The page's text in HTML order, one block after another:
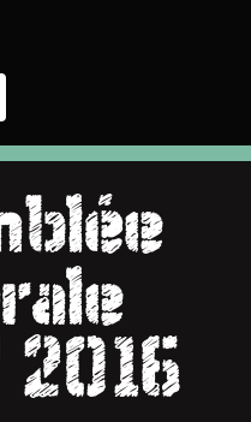
2016